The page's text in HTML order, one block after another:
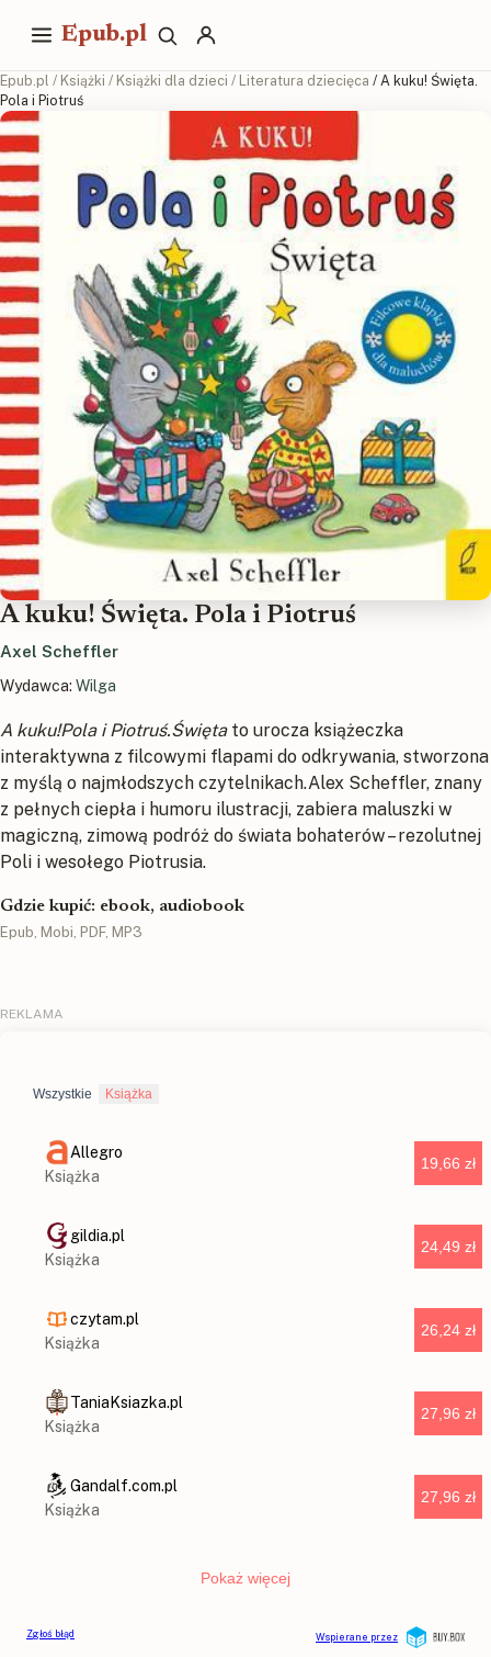
Epub.pl
Epub.pl / Książki / Książki dla dzieci / Literatura dziecięca / A kuku! Święta.
Pola i Piotruś
A kuku! Święta. Pola i Piotruś
Axel Scheffler
Wydawca: Wilga
A kuku!Pola i Piotruś.Święta to urocza książeczka
interaktywna z filcowymi flapami do odkrywania, stworzona
z myślą o najmłodszych czytelnikach.Alex Scheffler, znany
z pełnych ciepła i humoru ilustracji, zabiera maluszki w
magiczną, zimową podróż do świata bohaterów – rezolutnej
Poli i wesołego Piotrusia.
Gdzie kupić: ebook, audiobook
Epub, Mobi, PDF, MP3